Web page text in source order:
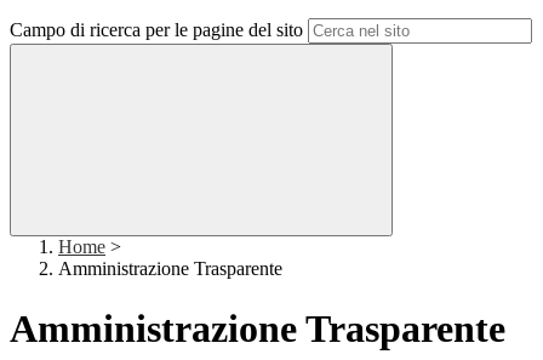
Campo di ricerca per le pagine del sito
Home >
Amministrazione Trasparente
Amministrazione Trasparente